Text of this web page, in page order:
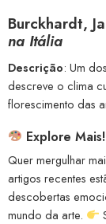
Burckhardt,
na Itália
Descrição: Um
descreve o clima
florescimento das
Explore
Quer mergulhar
artigos recentes
descobertas
mundo da arte.